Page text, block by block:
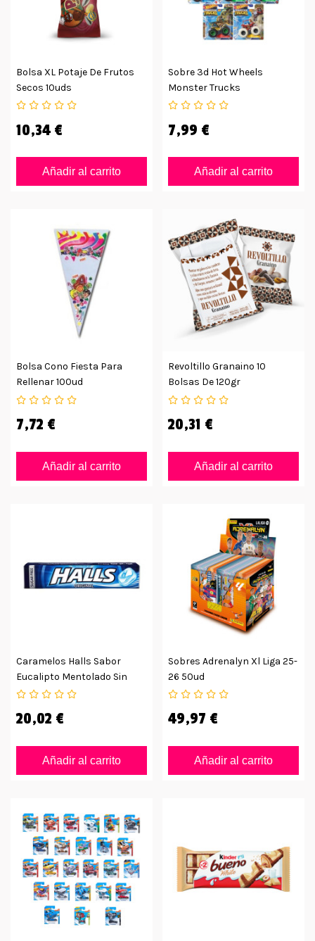
Bolsa XL Potaje De Frutos
Secos 10uds
10,34 €
Añadir al carrito
Sobre 3d Hot Wheels
Monster Trucks
7,99 €
Añadir al carrito
Bolsa Cono Fiesta Para
Rellenar 100ud
7,72 €
Añadir al carrito
Revoltillo Granaino 10
Bolsas De 120gr
20,31 €
Añadir al carrito
Caramelos Halls Sabor
Eucalipto Mentolado Sin
Azúcar
20,02 €
Añadir al carrito
Sobres Adrenalyn Xl Liga 25-
26 50ud
49,97 €
Añadir al carrito